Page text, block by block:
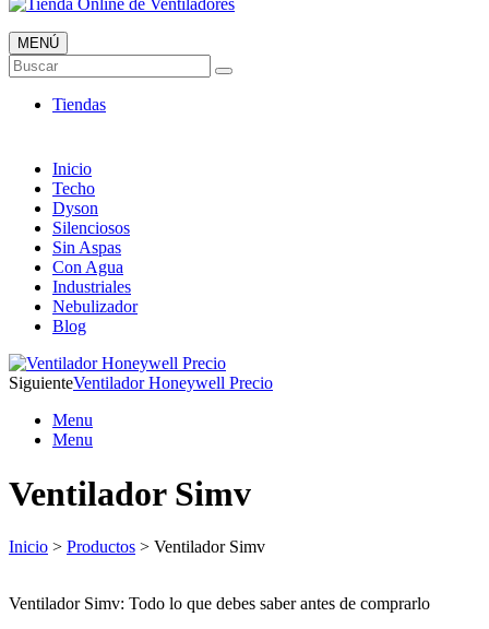
Tienda Online de Ventiladores
Super Catálogo de Ofertas
MENÚ
Buscar
Tiendas
Inicio
Techo
Dyson
Silenciosos
Sin Aspas
Con Agua
Industriales
Nebulizador
Blog
SiguienteVentilador Honeywell Precio
Menu
Menu
Ventilador Simv
Inicio > Productos > Ventilador Simv
Ventilador Simv: Todo lo que debes saber antes de comprarlo